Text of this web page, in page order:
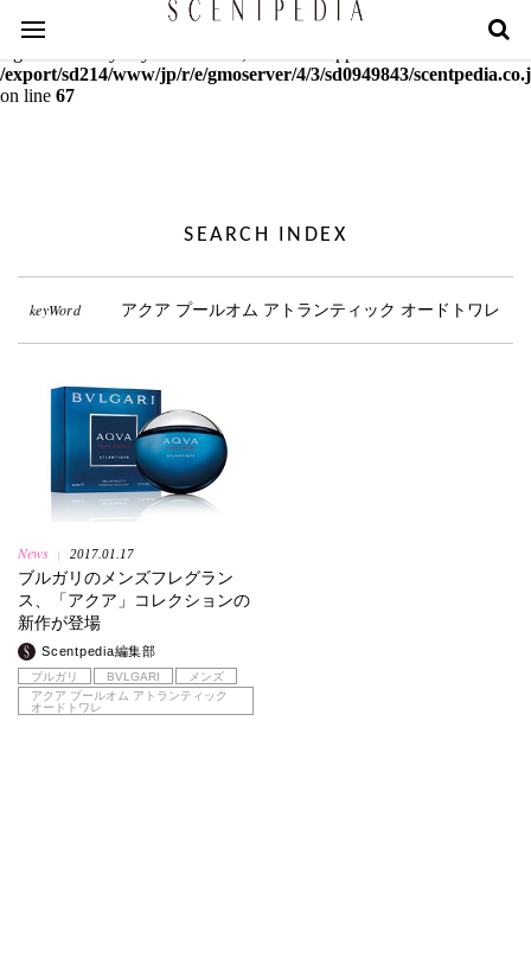
Warning
: mcrypt_decrypt(): Key of size 18 not supported by this
/export/sd214/www/jp/r/e/gmoserver/4/3/sd0949843/
on line 67
SEARCH INDEX
keyWord アクア プールオム アトランティック オードトワレ
News 2017.01.17
ブルガリのメンズフレグラン
ス、「アクア」コレクションの
新作が登場
Scentpedia編集部
ブルガリ BVLGARI
メンズ
アクア プールオム アトランティック
オードトワレ